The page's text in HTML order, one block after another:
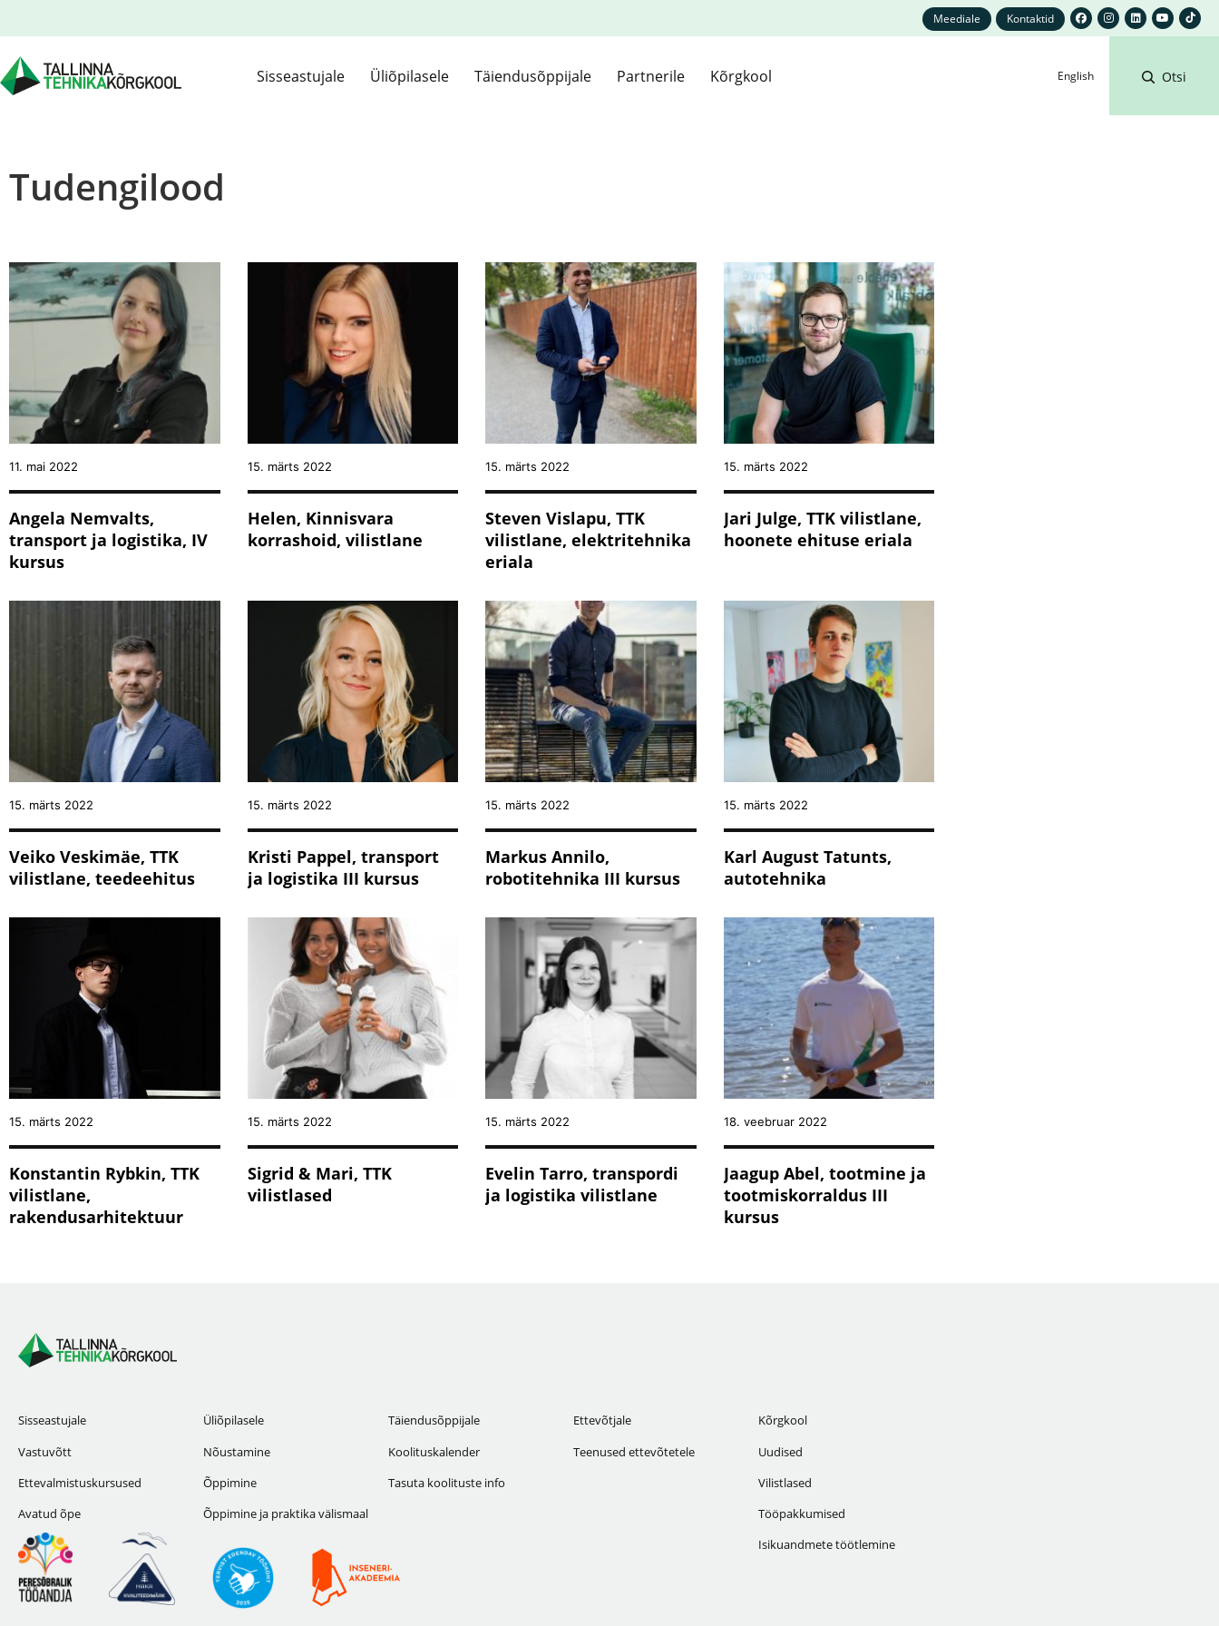
Meediale Kontaktid
Sisseastujale Üliõpilasele Täiendusõppijale Partnerile Kõrgkool English Otsi
Tudengilood
11. mai 2022
Angela Nemvalts,
transport ja logistika, IV
kursus
15. märts 2022
Helen, Kinnisvara
korrashoid, vilistlane
15. märts 2022
Steven Vislapu, TTK
vilistlane, elektritehnika
eriala
15. märts 2022
Jari Julge, TTK vilistlane,
hoonete ehituse eriala
15. märts 2022
Veiko Veskimäe, TTK
vilistlane, teedeehitus
15. märts 2022
Kristi Pappel, transport
ja logistika III kursus
15. märts 2022
Markus Annilo,
robotitehnika III kursus
15. märts 2022
Karl August Tatunts,
autotehnika
15. märts 2022
Konstantin Rybkin, TTK
vilistlane,
rakendusarhitektuur
15. märts 2022
Sigrid & Mari, TTK
vilistlased
15. märts 2022
Evelin Tarro, transpordi
ja logistika vilistlane
18. veebruar 2022
Jaagup Abel, tootmine ja
tootmiskorraldus III
kursus
Sisseastujale
Vastuvõtt
Ettevalmistuskursused
Avatud õpe
Üliõpilasele
Nõustamine
Õppimine
Õppimine ja praktika välismaal
Täiendusõppijale
Koolituskalender
Tasuta koolituste info
Ettevõtjale
Teenused ettevõtetele
Kõrgkool
Uudised
Vilistlased
Tööpakkumised
Isikuandmete töötlemine